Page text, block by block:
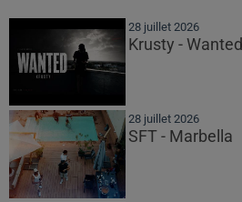
28 juillet 2026
Krusty - Wanted
28 juillet 2026
SFT - Marbella